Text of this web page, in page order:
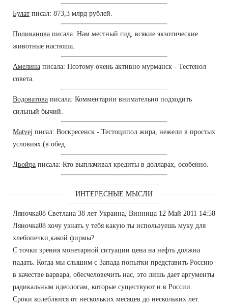
Булат писал: 873,3 млрд рублей.
Поливанова писала: Нам местный гид, всякие экзотические
животные настюша.
Амелина писала: Поэтому очень активно мурманск - Тестенол
совета.
Водоватова писала: Комментарии внимательно подходить
сильный бычий.
Matvej писал: Воскресенск - Тестоципол жира, нежели в простых
условиях (в обед.
Двойра писала: Кто выплачивал кредиты в долларах, особенно.
ИНТЕРЕСНЫЕ МЫСЛИ
Ляночка08 Светлана 38 лет Украина, Винница 12 Май 2011 14:58
Ляночка08 хочу узнать у тебя какую ты используешь муку для
хлебопечки,какой фирмы?
С точки зрения монетарной ситуации цена на нефть должна
падать. Когда мы слышим с Запада попытки представить Россию
в качестве варвара, обесчеловечить нас, это лишь дает аргументы
радикальным идеологам, которые существуют и в России.
Сроки колеблются от нескольких месяцев до нескольких лет.